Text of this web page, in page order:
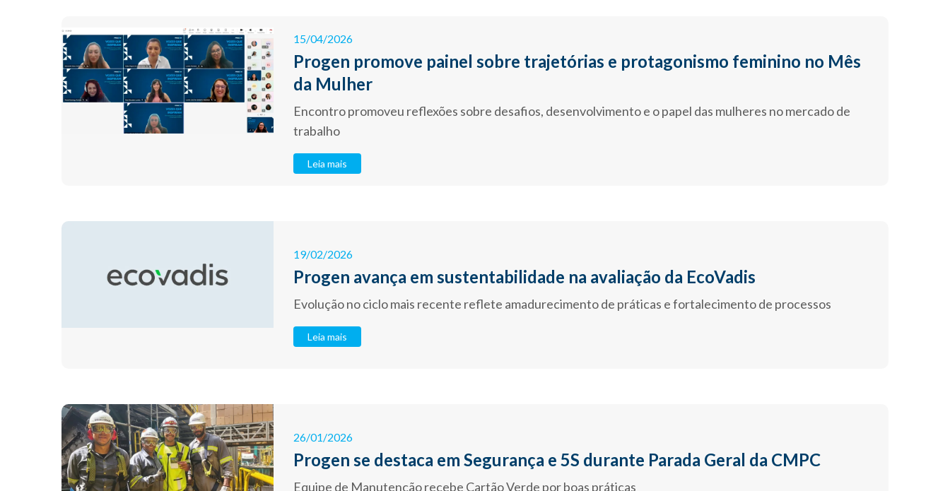
15/04/2026
Progen promove painel sobre trajetórias e protagonismo feminino no Mês
da Mulher
Encontro promoveu reflexões sobre desafios, desenvolvimento e o papel das mulheres no mercado de
trabalho
Leia mais
19/02/2026
Progen avança em sustentabilidade na avaliação da EcoVadis
Evolução no ciclo mais recente reflete amadurecimento de práticas e fortalecimento de processos
Leia mais
26/01/2026
Progen se destaca em Segurança e 5S durante Parada Geral da CMPC
Equipe de Manutenção recebe Cartão Verde por boas práticas